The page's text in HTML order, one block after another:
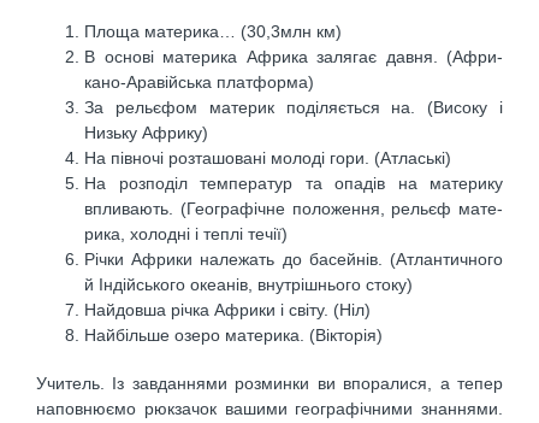
Площа материка… (30,3млн км)
В основі материка Африка залягає давня. (Афри-
кано-Аравійська платформа)
За рельєфом материк поділяється на. (Високу і
Низьку Африку)
На півночі розташовані молоді гори. (Атлаські)
На розподіл температур та опадів на материку
впливають. (Географічне положення, рельєф мате­
рика, холодні і теплі течії)
Річки Африки належать до басейнів. (Атлантич­ного
й Індійського океанів, внутрішнього стоку)
Найдовша річка Африки і світу. (Ніл)
Найбільше озеро материка. (Вікторія)
Учитель. Із завданнями розминки ви впоралися, а тепер
наповнюємо рюкзачок вашими географічни­ми знаннями.